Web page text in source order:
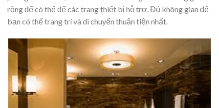
rộng để có thể để các trang thiết bị hỗ trợ. Đủ không gian để
bạn có thể trang trí và di chuyển thuận tiện nhất.